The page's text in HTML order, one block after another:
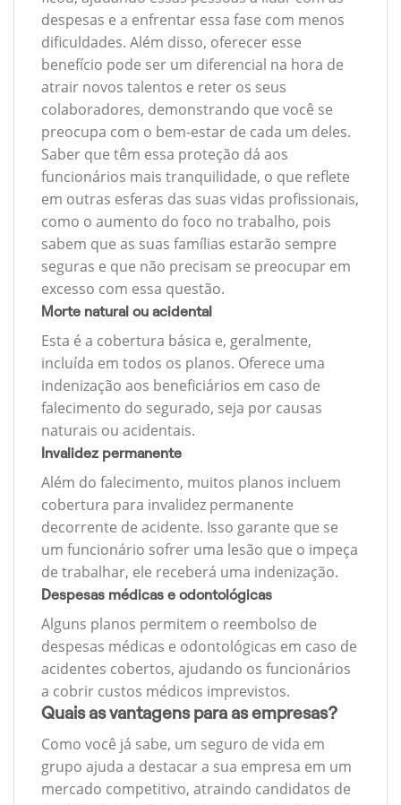
despesas e a enfrentar essa fase com menos
dificuldades. Além disso, oferecer esse
benefício pode ser um diferencial na hora de
atrair novos talentos e reter os seus
colaboradores, demonstrando que você se
preocupa com o bem-estar de cada um deles.
Saber que têm essa proteção dá aos
funcionários mais tranquilidade, o que reflete
em outras esferas das suas vidas profissionais,
como o aumento do foco no trabalho, pois
sabem que as suas famílias estarão sempre
seguras e que não precisam se preocupar em
excesso com essa questão.
Morte natural ou acidental
Esta é a cobertura básica e, geralmente,
incluída em todos os planos. Oferece uma
indenização aos beneficiários em caso de
falecimento do segurado, seja por causas
naturais ou acidentais.
Invalidez permanente
Além do falecimento, muitos planos incluem
cobertura para invalidez permanente
decorrente de acidente. Isso garante que se
um funcionário sofrer uma lesão que o impeça
de trabalhar, ele receberá uma indenização.
Despesas médicas e odontológicas
Alguns planos permitem o reembolso de
despesas médicas e odontológicas em caso de
acidentes cobertos, ajudando os funcionários
a cobrir custos médicos imprevistos.
Quais as vantagens para as empresas?
Como você já sabe, um seguro de vida em
grupo ajuda a destacar a sua empresa em um
mercado competitivo, atraindo candidatos de